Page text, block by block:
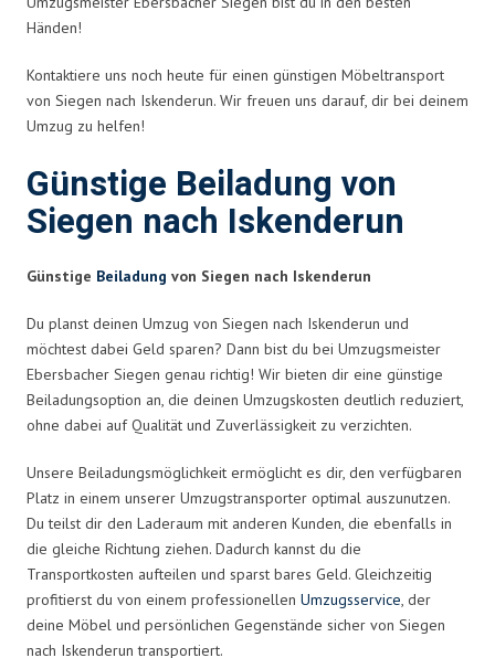
Händen!
Kontaktiere uns noch heute für einen günstigen Möbeltransport
von Siegen nach Iskenderun. Wir freuen uns darauf, dir bei deinem
Umzug zu helfen!
Günstige Beiladung von
Siegen nach Iskenderun
Günstige Beiladung von Siegen nach Iskenderun
Du planst deinen Umzug von Siegen nach Iskenderun und
möchtest dabei Geld sparen? Dann bist du bei Umzugsmeister
Ebersbacher Siegen genau richtig! Wir bieten dir eine günstige
Beiladungsoption an, die deinen Umzugskosten deutlich reduziert,
ohne dabei auf Qualität und Zuverlässigkeit zu verzichten.
Unsere Beiladungsmöglichkeit ermöglicht es dir, den verfügbaren
Platz in einem unserer Umzugstransporter optimal auszunutzen.
Du teilst dir den Laderaum mit anderen Kunden, die ebenfalls in
die gleiche Richtung ziehen. Dadurch kannst du die
Transportkosten aufteilen und sparst bares Geld. Gleichzeitig
profitierst du von einem professionellen Umzugsservice, der
deine Möbel und persönlichen Gegenstände sicher von Siegen
nach Iskenderun transportiert.